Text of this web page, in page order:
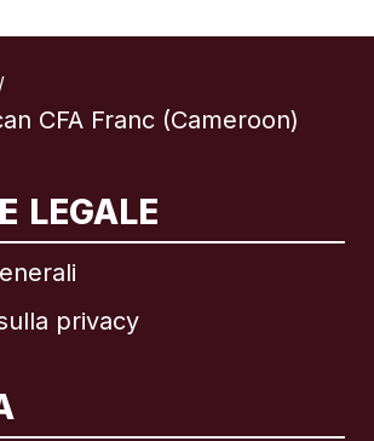
/
CFA Franc (Cameroon)
LEGALE
privacy